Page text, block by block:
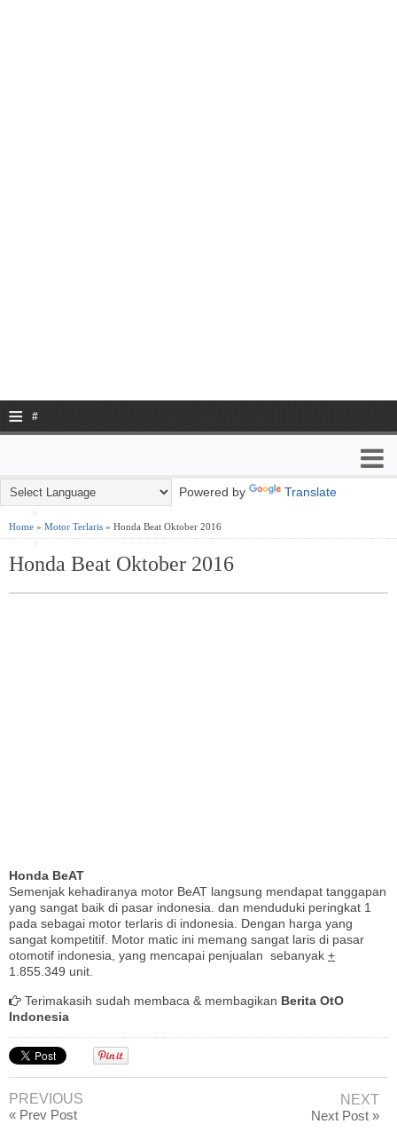
≡ #
a
Powered by Translate
Home » Motor Terlaris » Honda Beat Oktober 2016
Honda Beat Oktober 2016
Honda BeAT
Semenjak kehadiranya motor BeAT langsung mendapat tanggapan
yang sangat baik di pasar indonesia. dan menduduki peringkat 1
pada sebagai motor terlaris di indonesia. Dengan harga yang
sangat kompetitif. Motor matic ini memang sangat laris di pasar
otomotif indonesia, yang mencapai penjualan sebanyak +
1.855.349 unit.
Terimakasih sudah membaca & membagikan Berita OtO
Indonesia
PREVIOUS
« Prev Post
NEXT
Next Post »